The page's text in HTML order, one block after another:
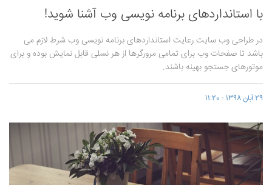
با استانداردهای برنامه نویسی وب آشنا شوید!
در طراحی وب سایت رعایت استانداردهای برنامه نویسی وب شرط لازم می
باشد تا صفحات وب برای تمامی مرورگرها از هر نسلی قابل نمایش بوده و برای
موتورهای جستجو بهینه باشند.
29 آبان 1398 - 11:20